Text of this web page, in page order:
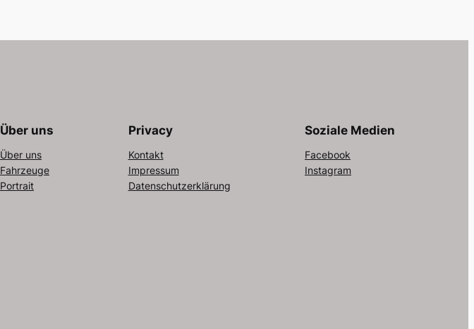
Über uns
Über uns
Fahrzeuge
Portrait
Privacy
Kontakt
Impressum
Datenschutzerklärung
Soziale Medien
Facebook
Instagram